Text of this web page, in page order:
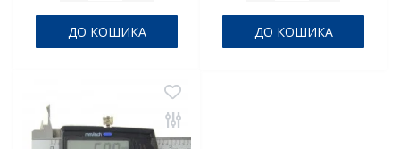
ДО КОШИКА ДО КОШИКА